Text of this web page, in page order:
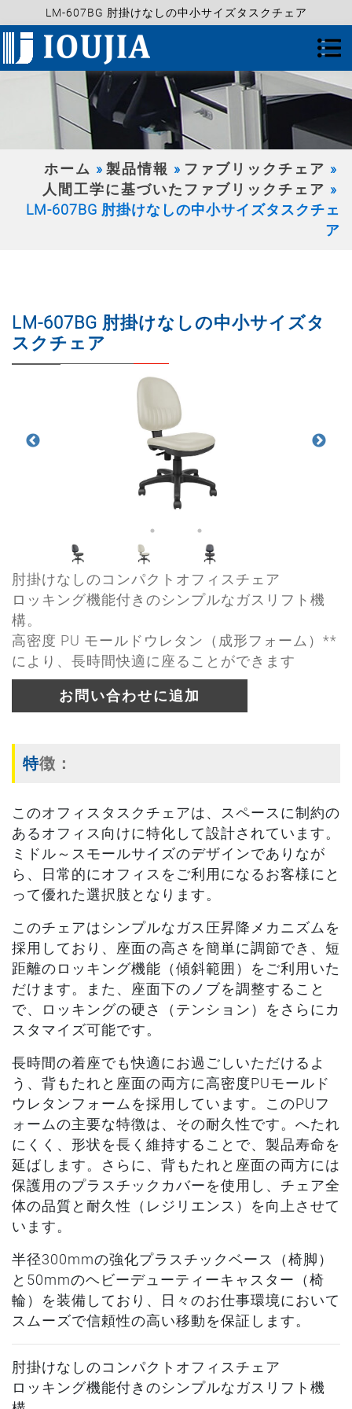
LM-607BG 肘掛けなしの中小サイズタスクチェア
ホーム 製品情報
ファブリックチェア
人間工学に基づいたファブリックチェア
LM-607BG 肘掛けなしの中小サイズタスクチェ
ア
LM-607BG 肘掛けなしの中小サイズタ
スクチェア
肘掛けなしのコンパクトオフィスチェア
ロッキング機能付きのシンプルなガスリフト機
構。
高密度 PU モールドウレタン（成形フォーム）**
により、長時間快適に座ることができます
お問い合わせに追加
特徴：
このオフィスタスクチェアは、スペースに制約の
あるオフィス向けに特化して設計されています。
ミドル～スモールサイズのデザインでありなが
ら、日常的にオフィスをご利用になるお客様にと
って優れた選択肢となります。
このチェアはシンプルなガス圧昇降メカニズムを
採用しており、座面の高さを簡単に調節でき、短
距離のロッキング機能（傾斜範囲）をご利用いた
だけます。また、座面下のノブを調整すること
で、ロッキングの硬さ（テンション）をさらにカ
スタマイズ可能です。
長時間の着座でも快適にお過ごしいただけるよ
う、背もたれと座面の両方に高密度PUモールド
ウレタンフォームを採用しています。このPUフ
ォームの主要な特徴は、その耐久性です。へたれ
にくく、形状を長く維持することで、製品寿命を
延ばします。さらに、背もたれと座面の両方には
保護用のプラスチックカバーを使用し、チェア全
体の品質と耐久性（レジリエンス）を向上させて
います。
半径300mmの強化プラスチックベース（椅脚）
と50mmのヘビーデューティーキャスター（椅
輪）を装備しており、日々のお仕事環境において
スムーズで信頼性の高い移動を保証します。
肘掛けなしのコンパクトオフィスチェア
ロッキング機能付きのシンプルなガスリフト機